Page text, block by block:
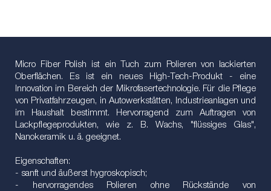
Micro Fiber Polish ist ein Tuch zum Polieren von lackierten
Oberflächen. Es ist ein neues High-Tech-Produkt - eine
Innovation im Bereich der Mikrofasertechnologie. Für die Pflege
von Privatfahrzeugen, in Autowerkstätten, Industrieanlagen und
im Haushalt bestimmt. Hervorragend zum Auftragen von
Lackpflegeprodukten, wie z. B. Wachs, "flüssiges Glas",
Nanokeramik u. ä. geeignet.
Eigenschaften:
- sanft und äußerst hygroskopisch;
- hervorragendes Polieren ohne Rückstände von